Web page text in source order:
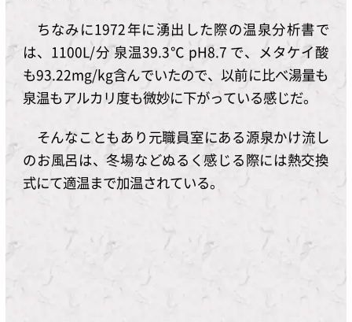
ちなみに1972年に湧出した際の温泉分析書で
は、1100L/分 泉温39.3℃ pH8.7 で、メタケイ酸
も93.22mg/kg含んでいたので、以前に比べ湯量も
泉温もアルカリ度も微妙に下がっている感じだ。
そんなこともあり元職員室にある源泉かけ流し
のお風呂は、冬場などぬるく感じる際には熱交換
式にて適温まで加温されている。